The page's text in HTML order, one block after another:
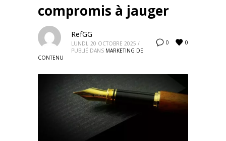
compromis à jauger
0 0
RefGG
LUNDI, 20 OCTOBRE 2025 /
PUBLIÉ DANS MARKETING DE
CONTENU